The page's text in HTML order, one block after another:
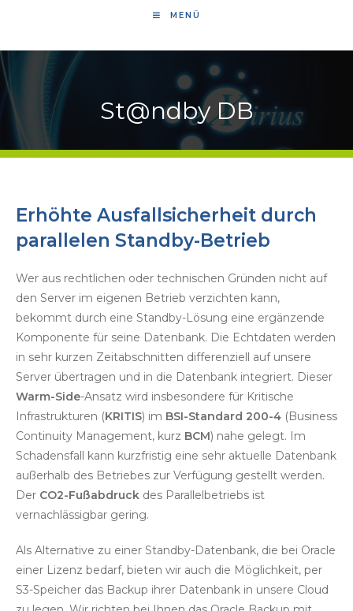
MENÜ
St@ndby DB
Erhöhte Ausfallsicherheit durch
parallelen Standby-Betrieb
Wer aus rechtlichen oder technischen Gründen nicht auf
den Server im eigenen Betrieb verzichten kann,
bekommt durch eine Standby-Lösung eine ergänzende
Komponente für seine Datenbank. Die Echtdaten werden
in sehr kurzen Zeitabschnitten differenziell auf unsere
Server übertragen und in die Datenbank integriert. Dieser
Warm-Side-Ansatz wird insbesondere für Kritische
Infrastrukturen (KRITIS) im BSI-Standard 200-4 (Business
Continuity Management, kurz BCM) nahe gelegt. Im
Schadensfall kann kurzfristig eine sehr aktuelle Datenbank
außerhalb des Betriebes zur Verfügung gestellt werden.
Der CO2-Fußabdruck des Parallelbetriebs ist
vernachlässigbar gering.
Als Alternative zu einer Standby-Datenbank, die bei Oracle
einer Lizenz bedarf, bieten wir auch die Möglichkeit, per
S3-Speicher das Backup ihrer Datenbank in unsere Cloud